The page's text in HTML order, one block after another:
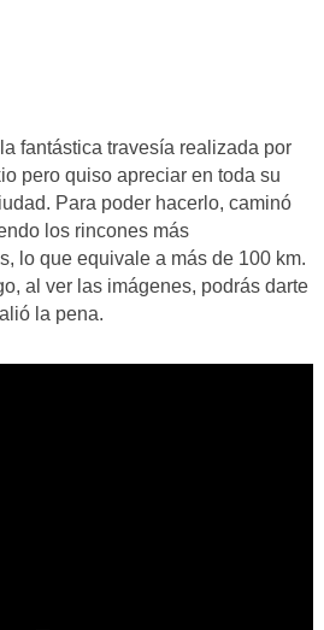
fantástica travesía realizada por
pero quiso apreciar en toda su
Para poder hacerlo, caminó
los rincones más
lo que equivale a más de 100 km.
al ver las imágenes, podrás darte
la pena.